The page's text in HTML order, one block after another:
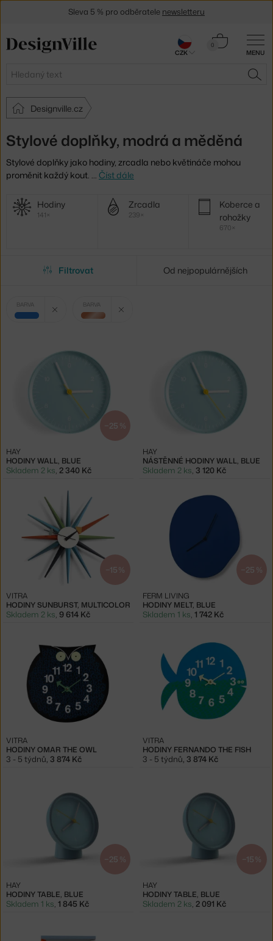
MENU
Hledat
0
Košík
Designville.cz
Stylové doplňky, modrá a měděná
Stylové doplňky jako hodiny, zrcadla nebo květináče mohou
proměnit každý kout. … Číst dále
Další
kategorie
Hodiny
141×
Zrcadla
239×
Koberce a
rohožky
670×
Filtrovat Od nejpopulárnějších
Vybrané
filtry:
BARVA
modrá
BARVA
měděná
−25 %
HODINY WALL, BLUE
HAY
Skladem 2 ks 2 340 Kč
NÁSTĚNNÉ HODINY WALL, BLUE
HAY
Skladem 2 ks 3 120 Kč
−15 %
HODINY SUNBURST, MULTICOLOR
VITRA
Skladem 2 ks, 9 614 Kč
−25 %
HODINY MELT, BLUE
FERM LIVING
Skladem 1 ks, 1 742 Kč
HODINY OMAR THE OWL
VITRA
3 - 5 týdnů, 3 874 Kč
HODINY FERNANDO THE FISH
VITRA
3 - 5 týdnů, 3 874 Kč
−25 %
HODINY TABLE, BLUE
HAY
Skladem 1 ks, 1 845 Kč
−15 %
HODINY TABLE, BLUE
HAY
Skladem 2 ks, 2 091 Kč
Sleva 5 % pro odběratele newsletteru
CZK